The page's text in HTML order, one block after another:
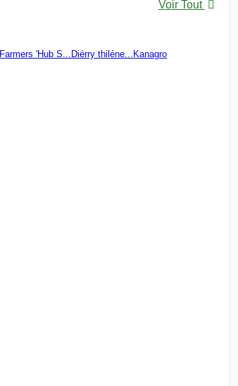
Voir Tout
Farmers 'Hub S... Diérry thiléne... Kanagro